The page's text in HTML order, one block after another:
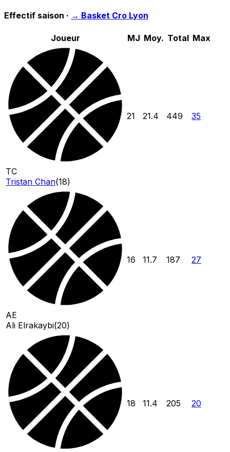
Effectif saison · → Basket Cro Lyon
Joueur MJ Moy. Total Max
TC
Tristan Chan(18)
21 21.4 449 35
AE
Ali Elrakaybi(20)
16 11.7 187 27
18 11.4 205 20